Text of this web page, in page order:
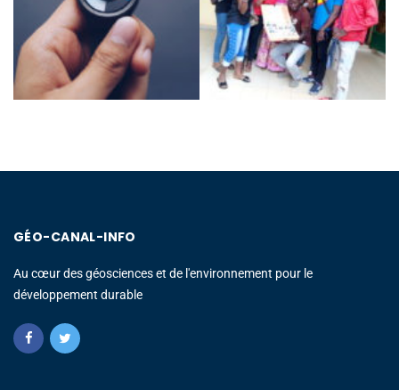
GÉO-CANAL-INFO
Au cœur des géosciences et de l'environnement pour le
développement durable